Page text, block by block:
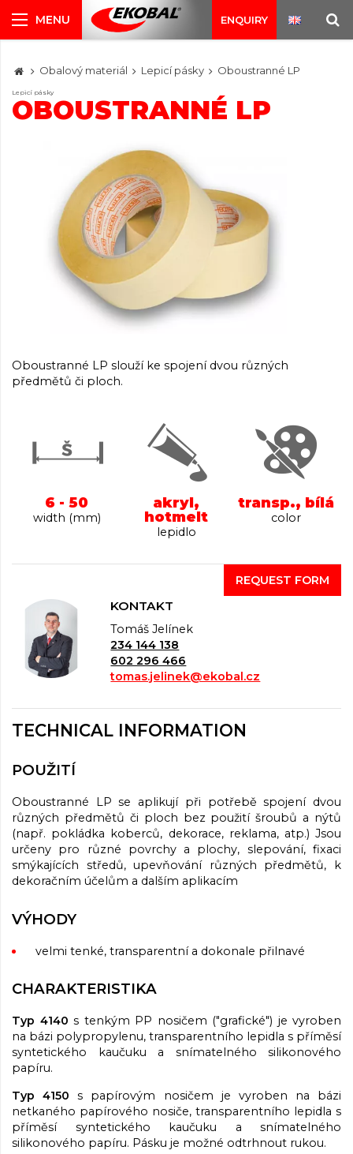
ENQUIRY
Obalový materiál Lepicí pásky Oboustranné LP
Lepicí pásky
OBOUSTRANNÉ LP
Oboustranné LP slouží ke spojení dvou různých
předmětů či ploch.
6 - 50
width (mm)
akryl,
hotmelt
lepidlo
transp., bílá
color
REQUEST FORM
KONTAKT
Tomáš Jelínek
234 144 138
602 296 466
tomas.jelinek@ekobal.cz
TECHNICAL INFORMATION
POUŽITÍ
Oboustranné LP se aplikují při potřebě spojení dvou
různých předmětů či ploch bez použití šroubů a nýtů
(např. pokládka koberců, dekorace, reklama, atp.) Jsou
určeny pro různé povrchy a plochy, slepování, fixaci
smýkajících středů, upevňování různých předmětů, k
dekoračním účelům a dalším aplikacím
VÝHODY
velmi tenké, transparentní a dokonale přilnavé
CHARAKTERISTIKA
Typ 4140 s tenkým PP nosičem ("grafické") je vyroben
na bázi polypropylenu, transparentního lepidla s příměsí
syntetického kaučuku a snímatelného silikonového
papíru.
Typ 4150 s papírovým nosičem je vyroben na bázi
netkaného papírového nosiče, transparentního lepidla s
příměsí syntetického kaučuku a snímatelného
silikonového papíru. Pásku je možné odtrhnout rukou.